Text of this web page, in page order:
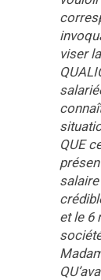
viser
QUE
et le 6